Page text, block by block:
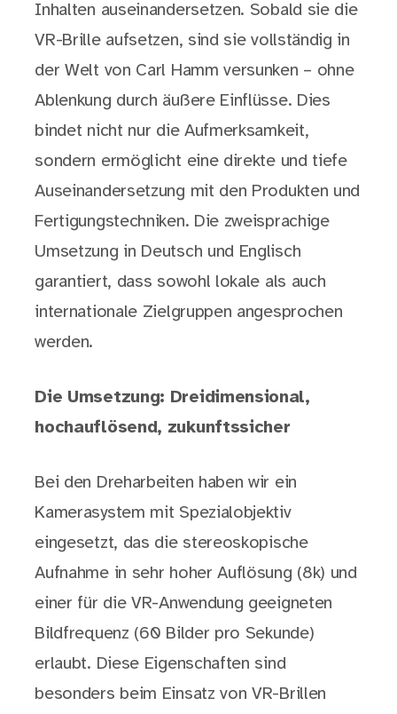
Inhalten auseinandersetzen. Sobald sie die
VR-Brille aufsetzen, sind sie vollständig in
der Welt von Carl Hamm versunken – ohne
Ablenkung durch äußere Einflüsse. Dies
bindet nicht nur die Aufmerksamkeit,
sondern ermöglicht eine direkte und tiefe
Auseinandersetzung mit den Produkten und
Fertigungstechniken. Die zweisprachige
Umsetzung in Deutsch und Englisch
garantiert, dass sowohl lokale als auch
internationale Zielgruppen angesprochen
werden.
Die Umsetzung: Dreidimensional,
hochauflösend, zukunftssicher
Bei den Dreharbeiten haben wir ein
Kamerasystem mit Spezialobjektiv
eingesetzt, das die stereoskopische
Aufnahme in sehr hoher Auflösung (8k) und
einer für die VR-Anwendung geeigneten
Bildfrequenz (60 Bilder pro Sekunde)
erlaubt. Diese Eigenschaften sind
besonders beim Einsatz von VR-Brillen